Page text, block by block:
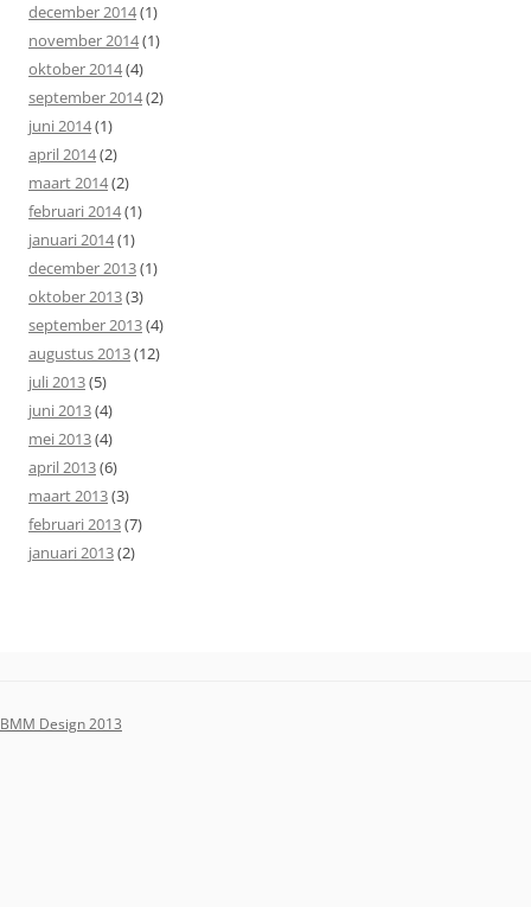
december 2014(1)
november 2014(1)
oktober 2014(4)
september 2014(2)
juni 2014(1)
april 2014(2)
maart 2014(2)
februari 2014(1)
januari 2014(1)
december 2013(1)
oktober 2013(3)
september 2013(4)
augustus 2013(12)
juli 2013(5)
juni 2013(4)
mei 2013(4)
april 2013(6)
maart 2013(3)
februari 2013(7)
januari 2013(2)
BMM Design 2013